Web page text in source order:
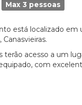
Max 3 pessoas
está localizado em
Canasvieiras.
terão acesso a um
com